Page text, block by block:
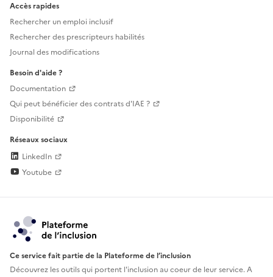
Accès rapides
Rechercher un emploi inclusif
Rechercher des prescripteurs habilités
Journal des modifications
Besoin d'aide ?
Documentation
Qui peut bénéficier des contrats d'IAE ?
Disponibilité
Réseaux sociaux
LinkedIn
Youtube
Ce service fait partie de la Plateforme de l’inclusion
Découvrez les outils qui portent l'inclusion aucoeur de leur service. A